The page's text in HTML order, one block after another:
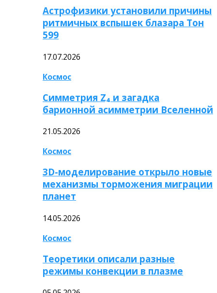
Астрофизики установили причины
ритмичных вспышек блазара Тон
599
17.07.2026
Космос
Симметрия Z₄ и загадка
барионной асимметрии Вселенной
21.05.2026
Космос
3D-моделирование открыло новые
механизмы торможения миграции
планет
14.05.2026
Космос
Теоретики описали разные
режимы конвекции в плазме